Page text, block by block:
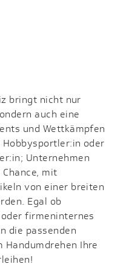
bringt nicht nur
auch eine
und Wettkämpfen
oder
Unternehmen
mit
von einer breiten
Egal ob
firmeninternes
die passenden
Handumdrehen Ihre